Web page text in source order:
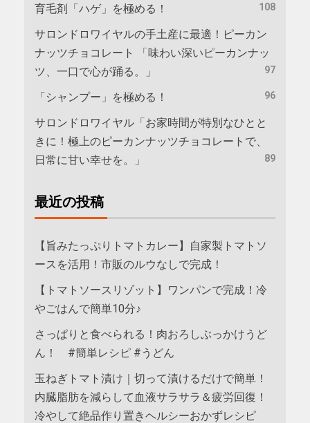
育毛剤「ハゲ」を極める！ 108
サロンドロワイヤルの手土産に最適！ピーカン
ナッツチョコレート 「味わい深いピーカンナッ
ツ、一口で心が踊る。」
97
「シャンプー」を極める！ 96
サロンドロワイヤル「お家時間が特別なひとと
きに！極上のピーカンナッツチョコレートで、
日常に甘い幸せを。」
89
最近の投稿
【旨みたっぷりトマトカレー】自家製トマトソ
ースを活用！市販のルウなしで完成！
【トマトソースリゾット】ワンパンで完成！冷
やごはんで簡単10分♪
さっぱりと食べられる！肉おろしぶっかけうど
ん！ #簡単レシピ #うどん
玉ねぎトマト漬け｜切って漬けるだけで簡単！
内臓脂肪を減らして血液サラサラ＆疲労回復！
冷やして絶品作り置きヘルシーおかずレシピ